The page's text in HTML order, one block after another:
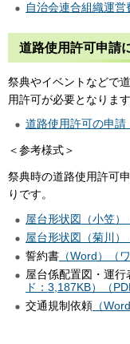
自治会連合組織運営
道路使用許可申請
祭典やイベントなどで
用許可が必要となります
道路使用許可の申
＜参考様式＞
祭典時の道路使用許可
りです。
屋台形状図（小笠）
屋台形状図（菊川）
誓約書 （Word）（
屋台係配置図・運行
ド：3,187KB）
（
交通規制依頼 （